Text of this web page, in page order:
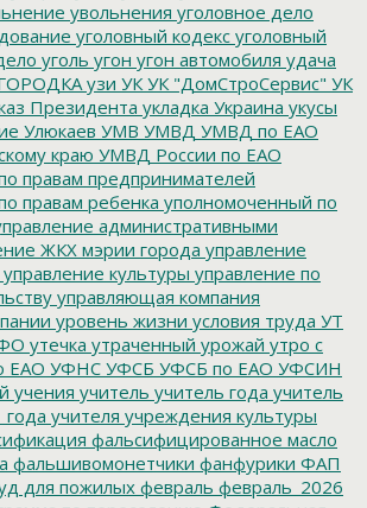
увольнения уголовное дело
уголовный кодекс уголовный
уголь угон угон автомобиля удача
узи УК УК "ДомСтроСервис" УК
Президента укладка Украина укусы
Улюкаев УМВ УМВД УМВД по ЕАО
краю УМВД России по ЕАО
правам предпринимателей
правам ребенка уполномоченный по
административными
ЖКХ мэрии города управление
управление культуры управление по
управляющая компания
уровень жизни условия труда УТ
утечка утраченный урожай утро с
ЕАО УФНС УФСБ УФСБ по ЕАО УФСИН
учения учитель учитель года учитель
учителя учреждения культуры
фальсифицированное масло
фальшивомонетчики фанфурики ФАП
для пожилых февраль февраль_2026